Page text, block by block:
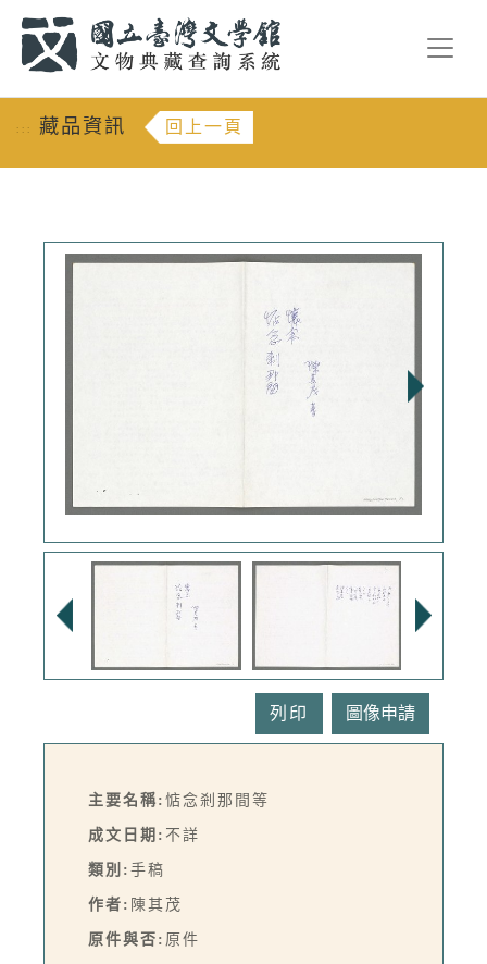
::: 藏品資訊 回上一頁
列印
主要名稱: 惦念剎那間等
成文日期: 不詳
類別: 手稿
作者: 陳其茂
原件與否: 原件